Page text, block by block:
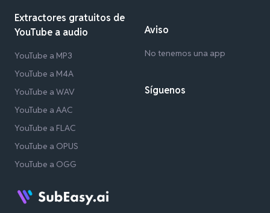
Extractores gratuitos de
YouTube a audio
YouTube a MP3
YouTube a M4A
YouTube a WAV
YouTube a AAC
YouTube a FLAC
YouTube a OPUS
YouTube a OGG
Aviso
No tenemos una app
Síguenos